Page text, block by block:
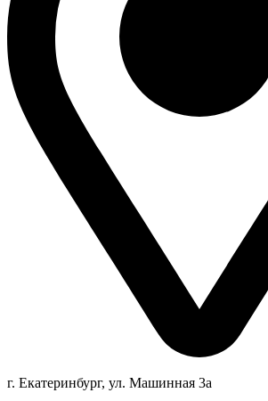
г. Екатеринбург, ул. Машинная 3а